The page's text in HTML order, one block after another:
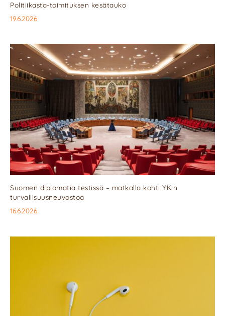
Politiikasta-toimituksen kesätauko
19.6.2026
Suomen diplomatia testissä – matkalla kohti YK:n
turvallisuusneuvostoa
16.6.2026